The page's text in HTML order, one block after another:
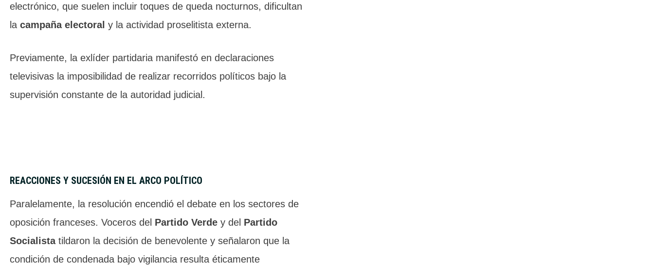
electrónico, que suelen incluir toques de queda nocturnos, dificultan
la campaña electoral y la actividad proselitista externa.
Previamente, la exlíder partidaria manifestó en declaraciones
televisivas la imposibilidad de realizar recorridos políticos bajo la
supervisión constante de la autoridad judicial.
REACCIONES Y SUCESIÓN EN EL ARCO POLÍTICO
Paralelamente, la resolución encendió el debate en los sectores de
oposición franceses. Voceros del Partido Verde y del Partido
Socialistatildaron la decisión de benevolente y señalaron que la
condición de condenada bajo vigilancia resulta éticamente